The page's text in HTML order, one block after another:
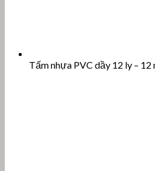
Tấm nhựa PVC dầy 12 ly –